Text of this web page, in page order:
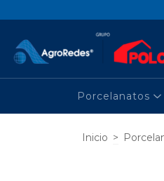
Porcelanatos
Inicio >